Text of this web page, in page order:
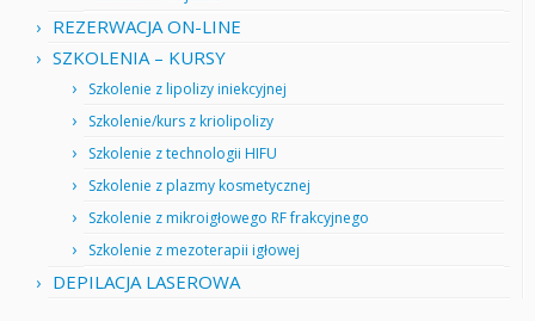
REZERWACJA ON-LINE
SZKOLENIA – KURSY
Szkolenie z lipolizy iniekcyjnej
Szkolenie/kurs z kriolipolizy
Szkolenie z technologii HIFU
Szkolenie z plazmy kosmetycznej
Szkolenie z mikroigłowego RF frakcyjnego
Szkolenie z mezoterapii igłowej
DEPILACJA LASEROWA